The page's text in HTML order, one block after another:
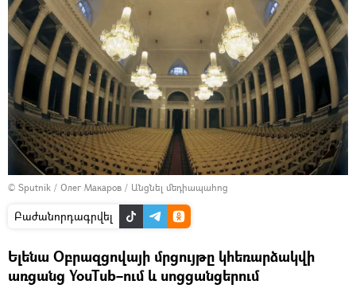
© Sputnik / Олег Макаров / Անցնել մեդիապահոց
Բաժանորդագրվել
Ելենա Օբրազցովայի մրցույթը կհեռարձակվի
առցանց YouTub–ում և սոցցանցերում